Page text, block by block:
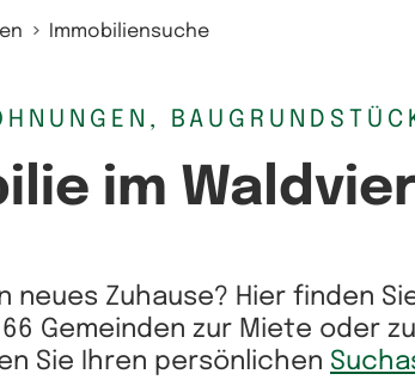
Immobiliensuche
im
neues Zuhause? Hier finden
Gemeinden zur Miete oder
Sie Ihren persönlichen